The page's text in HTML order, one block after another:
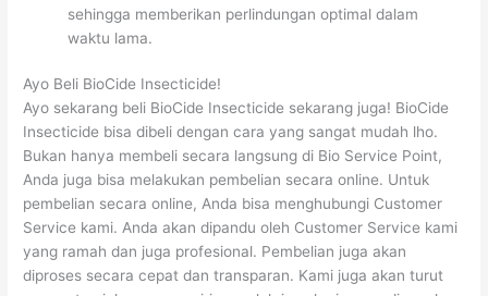
sehingga memberikan perlindungan optimal dalam
waktu lama.
Ayo Beli BioCide Insecticide!
Ayo sekarang beli BioCide Insecticide sekarang juga! BioCide
Insecticide bisa dibeli dengan cara yang sangat mudah lho.
Bukan hanya membeli secara langsung di Bio Service Point,
Anda juga bisa melakukan pembelian secara online. Untuk
pembelian secara online, Anda bisa menghubungi Customer
Service kami. Anda akan dipandu oleh Customer Service kami
yang ramah dan juga profesional. Pembelian juga akan
diproses secara cepat dan transparan. Kami juga akan turut